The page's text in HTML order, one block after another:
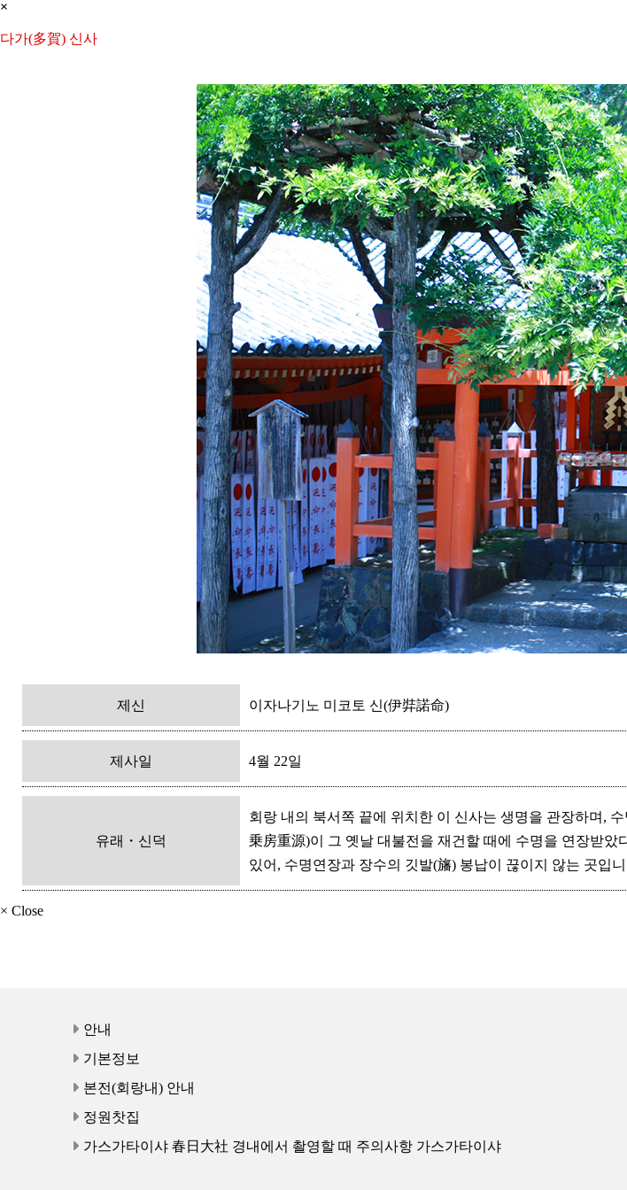
×
다가(多賀) 신사
제신 이자나기노 미코토 신(伊弉諾命)
제사일 4월 22일
유래・신덕
회랑 내의 북서쪽 끝에 위치한 이 신사는 생명을 관장하며,
乗房重源)이 그 옛날 대불전을 재건할 때에 수명을 연장받
있어, 수명연장과 장수의 깃발(旛) 봉납이 끊이지 않는 곳입
× Close
안내
기본정보
본전(회랑내) 안내
정원찻집
가스가타이샤 春日大社 경내에서 촬영할 때 주의사항 가스가타이샤